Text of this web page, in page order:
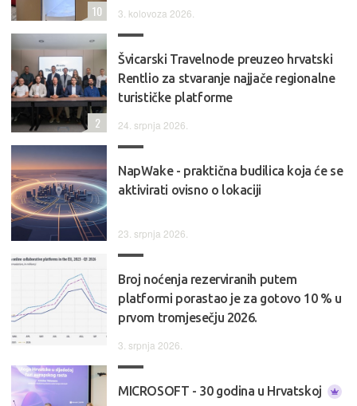
3. kolovoza 2026.
10
Švicarski Travelnode preuzeo hrvatski
Rentlio za stvaranje najjače regionalne
turističke platforme
24. srpnja 2026.
2
NapWake - praktična budilica koja će se
aktivirati ovisno o lokaciji
23. srpnja 2026.
Broj noćenja rezerviranih putem
platformi porastao je za gotovo 10 % u
prvom tromjesečju 2026.
3. srpnja 2026.
MICROSOFT - 30 godina u Hrvatskoj